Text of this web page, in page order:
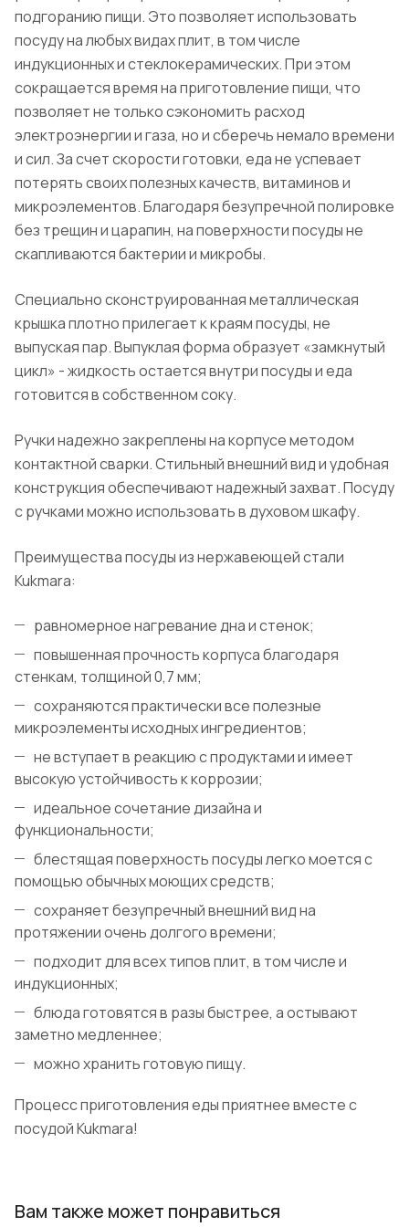
подгоранию пищи. Это позволяет использовать
посуду на любых видах плит, в том числе
индукционных и стеклокерамических. При этом
сокращается время на приготовление пищи, что
позволяет не только сэкономить расход
электроэнергии и газа, но и сберечь немало времени
и сил. За счет скорости готовки, еда не успевает
потерять своих полезных качеств, витаминов и
микроэлементов. Благодаря безупречной полировке
без трещин и царапин, на поверхности посуды не
скапливаются бактерии и микробы.
Специально сконструированная металлическая
крышка плотно прилегает к краям посуды, не
выпуская пар. Выпуклая форма образует «замкнутый
цикл» - жидкость остается внутри посуды и еда
готовится в собственном соку.
Ручки надежно закреплены на корпусе методом
контактной сварки. Стильный внешний вид и удобная
конструкция обеспечивают надежный захват. Посуду
с ручками можно использовать в духовом шкафу.
Преимущества посуды из нержавеющей стали
Kukmara:
равномерное нагревание дна и стенок;
повышенная прочность корпуса благодаря
стенкам, толщиной 0,7 мм;
сохраняются практически все полезные
микроэлементы исходных ингредиентов;
не вступает в реакцию с продуктами и имеет
высокую устойчивость к коррозии;
идеальное сочетание дизайна и
функциональности;
блестящая поверхность посуды легко моется с
помощью обычных моющих средств;
сохраняет безупречный внешний вид на
протяжении очень долгого времени;
подходит для всех типов плит, в том числе и
индукционных;
блюда готовятся в разы быстрее, а остывают
заметно медленнее;
можно хранить готовую пищу.
Процесс приготовления еды приятнее вместе с
посудой Kukmara!
Вам также может понравиться